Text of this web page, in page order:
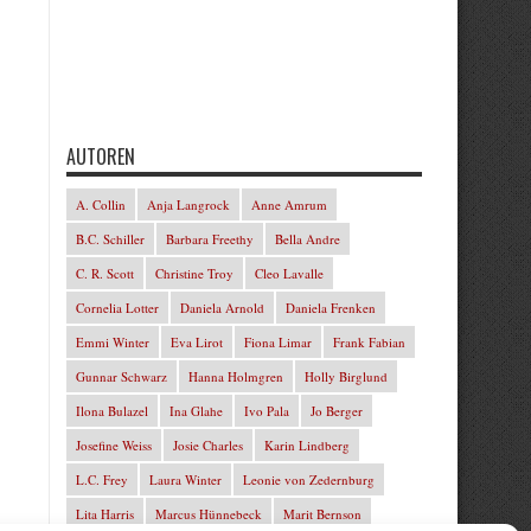
AUTOREN
A. Collin Anja Langrock
Anne Amrum
B.C. Schiller
Barbara Freethy
Bella Andre
C. R. Scott
Christine Troy
Cleo Lavalle
Cornelia Lotter
Daniela Arnold
Daniela Frenken
Emmi Winter
Eva Lirot Fiona Limar
Frank Fabian
Gunnar Schwarz
Hanna Holmgren
Holly Birglund
Ilona Bulazel
Ina Glahe Ivo Pala
Jo Berger
Josefine Weiss
Josie Charles
Karin Lindberg
L.C. Frey
Laura Winter
Leonie von Zedernburg
Lita Harris
Marcus Hünnebeck Marit Bernson